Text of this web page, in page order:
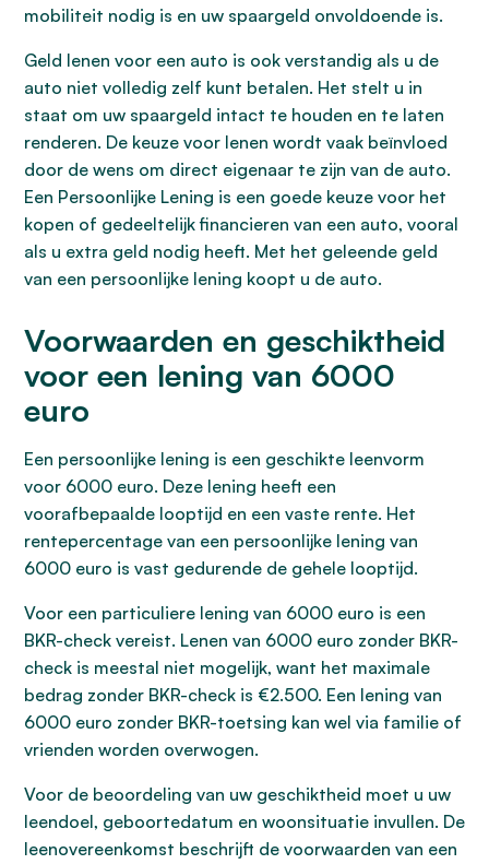
mobiliteit nodig is en uw spaargeld onvoldoende is.
Geld lenen voor een auto is ook verstandig als u de
auto niet volledig zelf kunt betalen. Het stelt u in
staat om uw spaargeld intact te houden en te laten
renderen. De keuze voor lenen wordt vaak beïnvloed
door de wens om direct eigenaar te zijn van de auto.
Een Persoonlijke Lening is een goede keuze voor het
kopen of gedeeltelijk financieren van een auto, vooral
als u extra geld nodig heeft. Met het geleende geld
van een persoonlijke lening koopt u de auto.
Voorwaarden en geschiktheid
voor een lening van 6000
euro
Een persoonlijke lening is een geschikte leenvorm
voor 6000 euro. Deze lening heeft een
voorafbepaalde looptijd en een vaste rente. Het
rentepercentage van een persoonlijke lening van
6000 euro is vast gedurende de gehele looptijd.
Voor een particuliere lening van 6000 euro is een
BKR-check vereist. Lenen van 6000 euro zonder BKR-
check is meestal niet mogelijk, want het maximale
bedrag zonder BKR-check is €2.500. Een lening van
6000 euro zonder BKR-toetsing kan wel via familie of
vrienden worden overwogen.
Voor de beoordeling van uw geschiktheid moet u uw
leendoel, geboortedatum en woonsituatie invullen. De
leenovereenkomst beschrijft de voorwaarden van een